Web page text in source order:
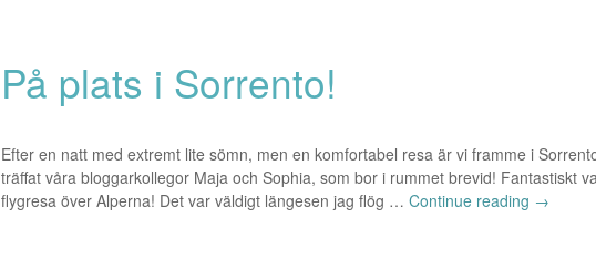
På plats i Sorrento!
Efter en natt med extremt lite sömn, men en komfortabel resa är vi framme i
träffat våra bloggarkollegor Maja och Sophia, som bor i rummet brevid! Fantastiskt
flygresa över Alperna! Det var väldigt längesen jag flög … Continue reading →